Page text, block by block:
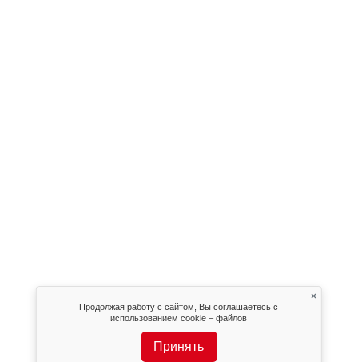
Продолжая работу с сайтом, Вы соглашаетесь с
использованием cookie – файлов
Принять
×